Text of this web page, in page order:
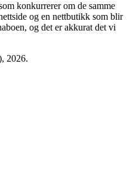
konkurrerer om de samme
og en nettbutikk som blir
og det er akkurat det vi
2026.